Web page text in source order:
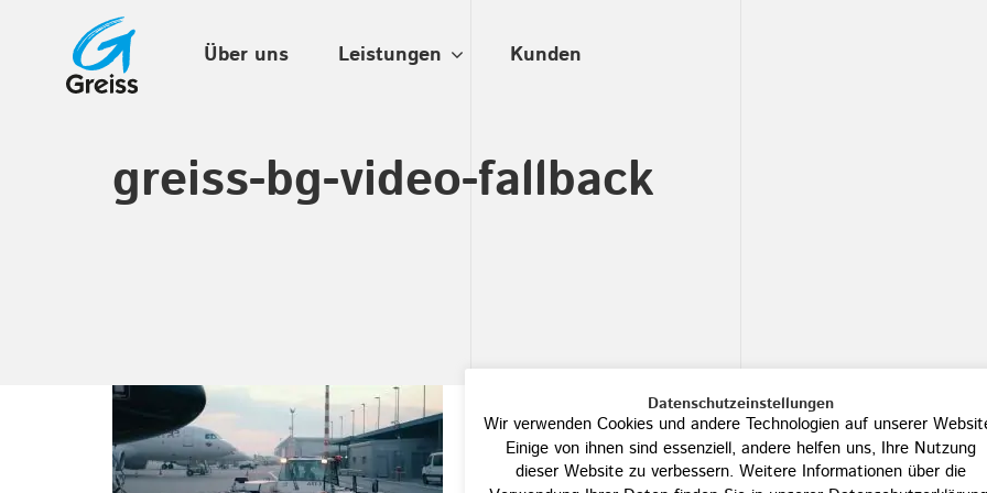
Über uns Leistungen Kunden
greiss-bg-video-fallback
Datenschutzeinstellungen
Wir verwenden Cookies und andere Technologien auf unserer
Einige von ihnen sind essenziell, andere helfen uns, Ihre Nutzung
dieser Website zu verbessern. Weitere Informationen über die